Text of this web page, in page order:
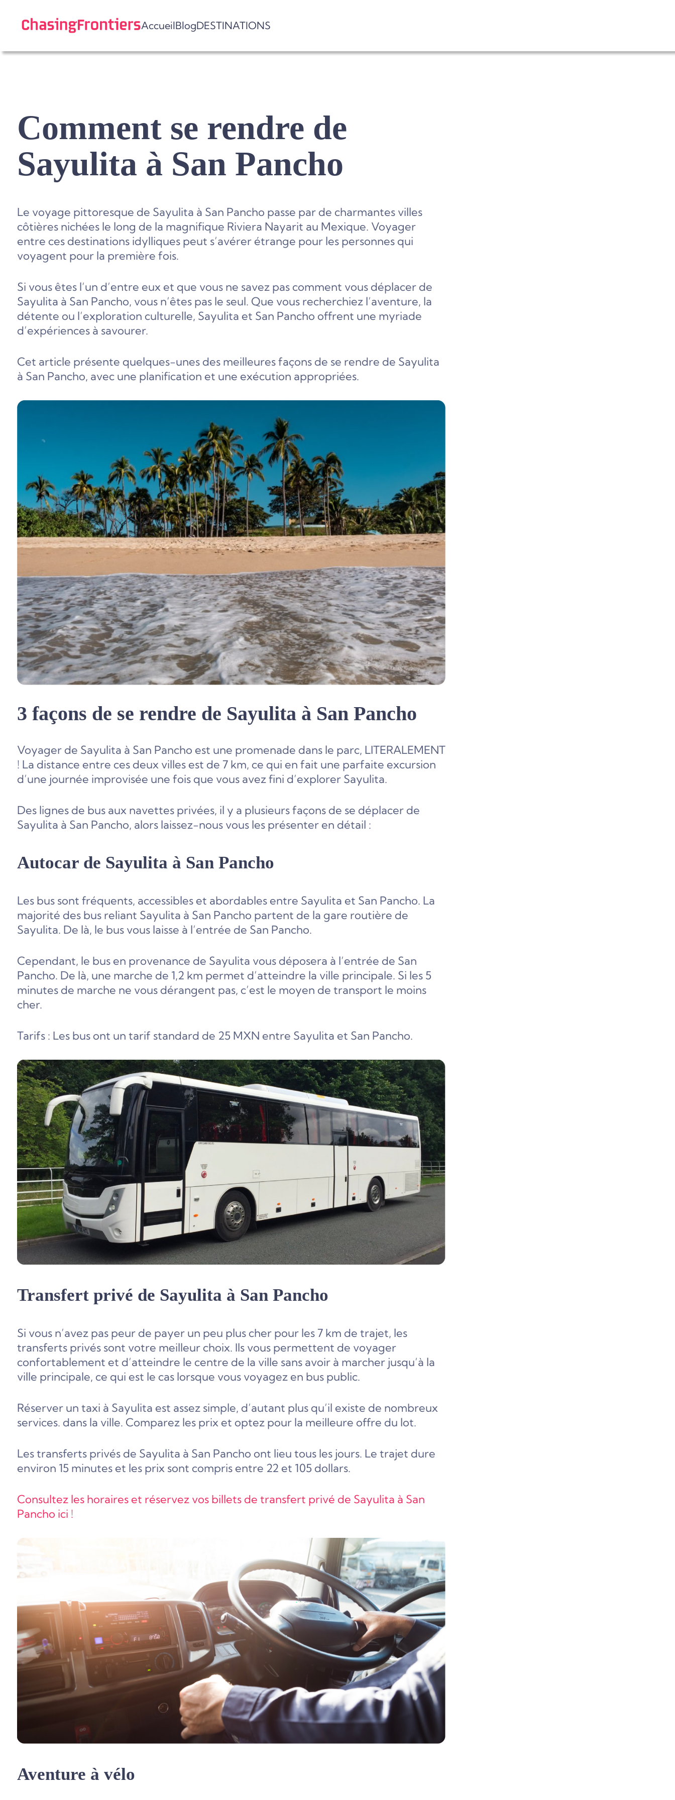
content
AccueilBlogDESTINATIONS
Comment se rendre de
Sayulita à San Pancho
Le voyage pittoresque de Sayulita à San Pancho passe par de charmantes villes
côtières nichées le long de la magnifique Riviera Nayarit au Mexique. Voyager
entre ces destinations idylliques peut s’avérer étrange pour les personnes qui
voyagent pour la première fois.
Si vous êtes l’un d’entre eux et que vous ne savez pas comment vous déplacer de
Sayulita à San Pancho, vous n’êtes pas le seul. Que vous recherchiez l’aventure, la
détente ou l’exploration culturelle, Sayulita et San Pancho offrent une myriade
d’expériences à savourer.
Cet article présente quelques-unes des meilleures façons de se rendre de Sayulita
à San Pancho, avec une planification et une exécution appropriées.
3 façons de se rendre de Sayulita à San Pancho
Voyager de Sayulita à San Pancho est une promenade dans le parc, LITERALEMENT
! La distance entre ces deux villes est de 7 km, ce qui en fait une parfaite excursion
d’une journée improvisée une fois que vous avez fini d’explorer Sayulita.
Des lignes de bus aux navettes privées, il y a plusieurs façons de se déplacer de
Sayulita à San Pancho, alors laissez-nous vous les présenter en détail :
Autocar de Sayulita à San Pancho
Les bus sont fréquents, accessibles et abordables entre Sayulita et San Pancho. La
majorité des bus reliant Sayulita à San Pancho partent de la gare routière de
Sayulita. De là, le bus vous laisse à l’entrée de San Pancho.
Cependant, le bus en provenance de Sayulita vous déposera à l’entrée de San
Pancho. De là, une marche de 1,2 km permet d’atteindre la ville principale. Si les 5
minutes de marche ne vous dérangent pas, c’est le moyen de transport le moins
cher.
Tarifs : Les bus ont un tarif standard de 25 MXN entre Sayulita et San Pancho.
Transfert privé de Sayulita à San Pancho
Si vous n’avez pas peur de payer un peu plus cher pour les 7 km de trajet, les
transferts privés sont votre meilleur choix. Ils vous permettent de voyager
confortablement et d’atteindre le centre de la ville sans avoir à marcher jusqu’à la
ville principale, ce qui est le cas lorsque vous voyagez en bus public.
Réserver un taxi à Sayulita est assez simple, d’autant plus qu’il existe de nombreux
services. dans la ville. Comparez les prix et optez pour la meilleure offre du lot.
Les transferts privés de Sayulita à San Pancho ont lieu tous les jours. Le trajet dure
environ 15 minutes et les prix sont compris entre 22 et 105 dollars.
Consultez les horaires et réservez vos billets de transfert privé de Sayulita à San
Pancho ici !
Aventure à vélo